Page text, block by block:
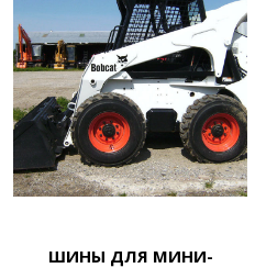
ШИНЫ ДЛЯ МИНИ-